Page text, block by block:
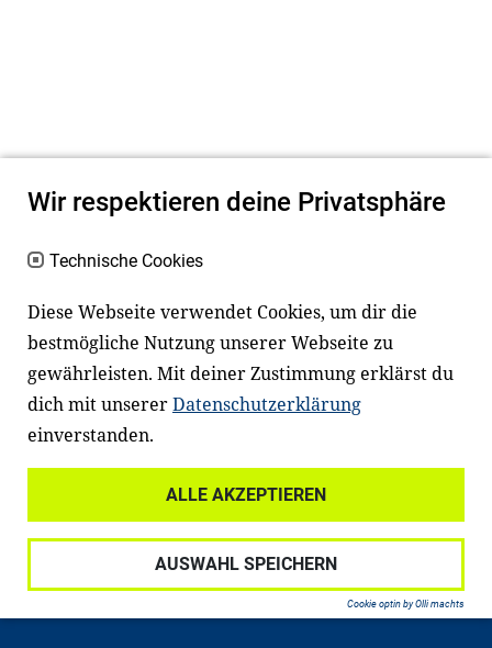
Newsletter
Facebook LinkedIn
Datenschutz
Haftungsausschluss
Impressum
Wir respektieren deine Privatsphäre
Technische Cookies
Diese Webseite verwendet Cookies, um dir die
bestmögliche Nutzung unserer Webseite zu
gewährleisten. Mit deiner Zustimmung erklärst du
dich mit unsererDatenschutzerklärung
einverstanden.
ALLE AKZEPTIEREN
AUSWAHL SPEICHERN
Cookie optin by Olli machts